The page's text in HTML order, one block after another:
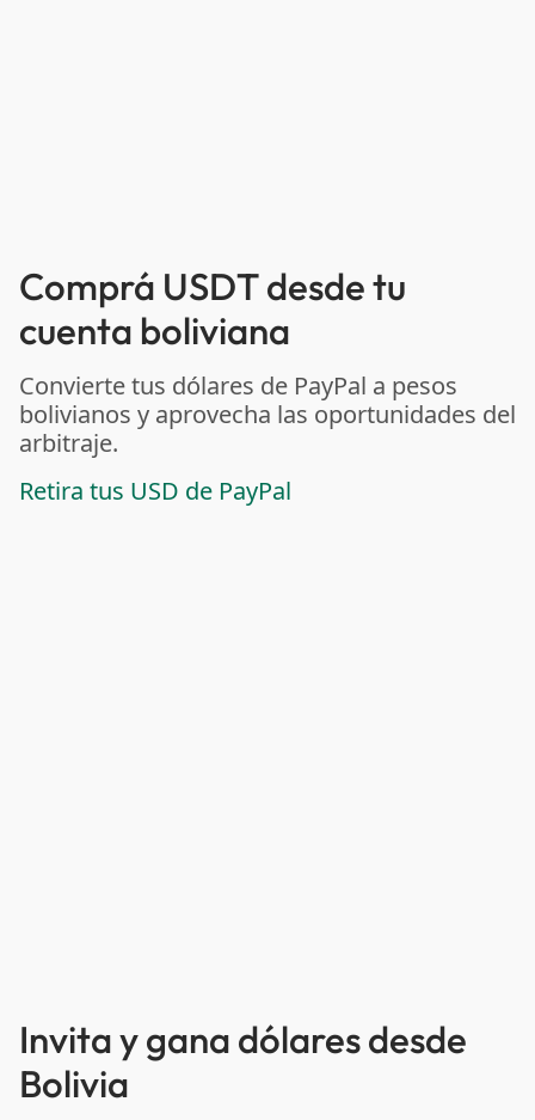
Comprá USDT desde tu
cuenta boliviana
Convierte tus dólares de PayPal a pesos
bolivianos y aprovecha las oportunidades del
arbitraje.
Retira tus USD de PayPal
Invita y gana dólares desde
Bolivia